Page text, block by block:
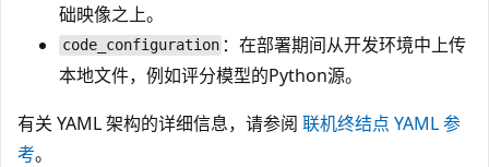
础映像之上。
code_configuration ：在部署期间从开发环境中上传
本地文件，例如评分模型的Python源。
有关 YAML 架构的详细信息，请参阅 联机终结点 YAML 参
考。